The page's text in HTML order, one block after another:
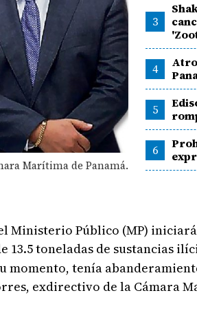
Marítima de Panamá.
3
4
5
6
Ministerio Público (MP)
13.5 toneladas de sustancias
momento, tenía
exdirectivo de la Cámara